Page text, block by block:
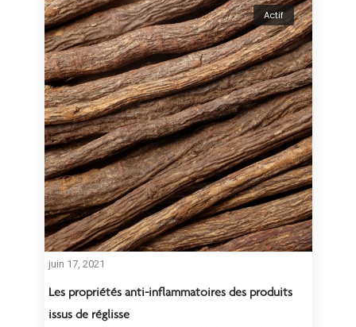
Actif
juin 17, 2021
Les propriétés anti-inflammatoires des produits
issus de réglisse